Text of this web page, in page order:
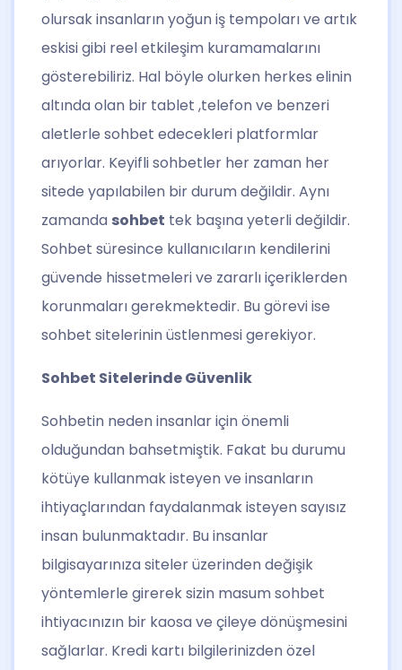
olursak insanların yoğun iş tempoları ve artık
eskisi gibi reel etkileşim kuramamalarını
gösterebiliriz. Hal böyle olurken herkes elinin
altında olan bir tablet ,telefon ve benzeri
aletlerle sohbet edecekleri platformlar
arıyorlar. Keyifli sohbetler her zaman her
sitede yapılabilen bir durum değildir. Aynı
zamanda sohbet tek başına yeterli değildir.
Sohbet süresince kullanıcıların kendilerini
güvende hissetmeleri ve zararlı içeriklerden
korunmaları gerekmektedir. Bu görevi ise
sohbet sitelerinin üstlenmesi gerekiyor.
Sohbet Sitelerinde Güvenlik
Sohbetin neden insanlar için önemli
olduğundan bahsetmiştik. Fakat bu durumu
kötüye kullanmak isteyen ve insanların
ihtiyaçlarından faydalanmak isteyen sayısız
insan bulunmaktadır. Bu insanlar
bilgisayarınıza siteler üzerinden değişik
yöntemlerle girerek sizin masum sohbet
ihtiyacınızın bir kaosa ve çileye dönüşmesini
sağlarlar. Kredi kartı bilgilerinizden özel